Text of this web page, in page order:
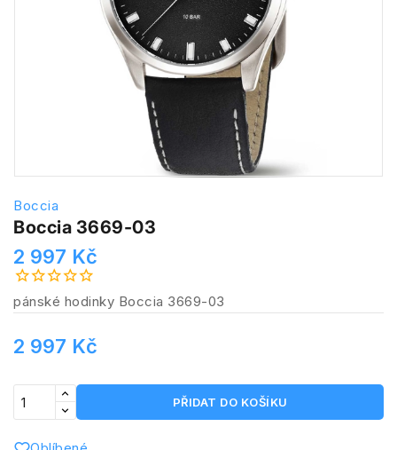
Boccia
Boccia 3669-03
2 997 Kč
pánské hodinky Boccia 3669-03
2 997 Kč
PŘIDAT DO KOŠÍKU